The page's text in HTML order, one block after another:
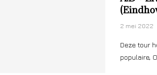
2 mei 2022
Deze tour
populaire,